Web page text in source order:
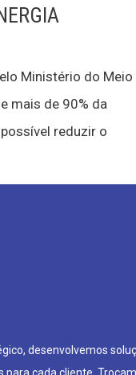
Ministério do Meio
mais de 90% da
reduzir o
desenvolvemos